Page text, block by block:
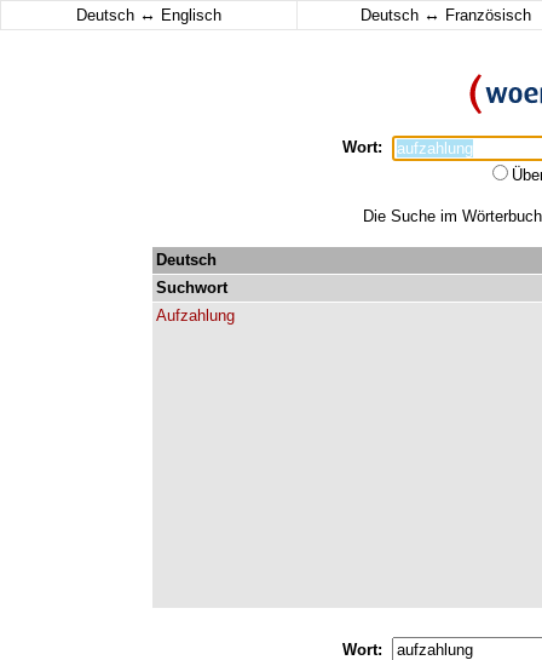
Deutsch ↔ Englisch Deutsch ↔ Französisch
Wort:
Die Suche im
Deutsch
Suchwort
Aufzahlung
Wort: